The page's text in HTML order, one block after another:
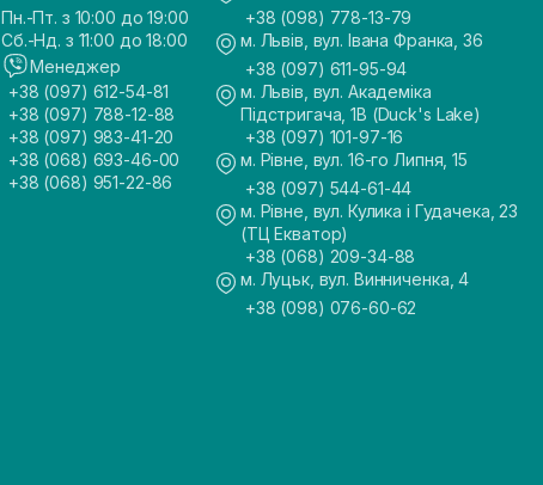
Пн.-Пт. з 10:00 до 19:00
Сб.-Нд. з 11:00 до 18:00
Менеджер
+38 (097) 612-54-81
+38 (097) 788-12-88
+38 (097) 983-41-20
+38 (068) 693-46-00
+38 (068) 951-22-86
+38 (098) 778-13-79
м. Львів, вул. Івана Франка, 36
+38 (097) 611-95-94
м. Львів, вул. Академіка
Підстригача, 1В (Duck's Lake)
+38 (097) 101-97-16
м. Рівне, вул. 16-го Липня, 15
+38 (097) 544-61-44
м. Рівне, вул. Кулика і Гудачека, 23
(ТЦ Екватор)
+38 (068) 209-34-88
м. Луцьк, вул. Винниченка, 4
+38 (098) 076-60-62